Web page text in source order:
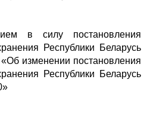
в силу постановления
Республики Беларусь
изменении постановления
Республики Беларусь